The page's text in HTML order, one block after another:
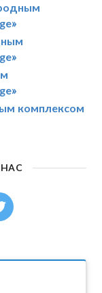
комплексом